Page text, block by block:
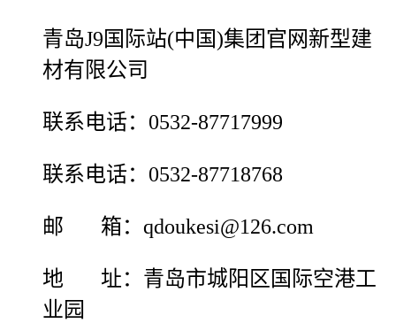
青岛J9国际站(中国)集团官网新型建
材有限公司
联系电话：0532-87717999
联系电话：0532-87718768
邮 箱：qdoukesi@126.com
地 址：青岛市城阳区国际空港工
业园